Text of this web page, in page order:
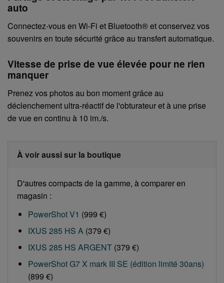
auto
Connectez-vous en Wi-Fi et Bluetooth® et conservez vos
souvenirs en toute sécurité grâce au transfert automatique.
Vitesse de prise de vue élevée pour ne rien
manquer
Prenez vos photos au bon moment grâce au
déclenchement ultra-réactif de l'obturateur et à une prise
de vue en continu à 10 im./s.
À voir aussi sur la boutique
D'autres compacts de la gamme, à comparer en
magasin :
PowerShot V1 (999 €)
IXUS 285 HS A (379 €)
IXUS 285 HS ARGENT (379 €)
PowerShot G7 X mark III SE (édition limité 30ans)
(899 €)